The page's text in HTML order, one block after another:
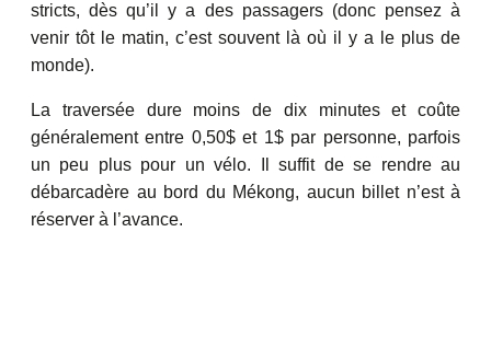
stricts, dès qu’il y a des passagers (donc pensez à
venir tôt le matin, c’est souvent là où il y a le plus de
monde).
La traversée dure moins de dix minutes et coûte
généralement entre 0,50$ et 1$ par personne, parfois
un peu plus pour un vélo. Il suffit de se rendre au
débarcadère au bord du Mékong, aucun billet n’est à
réserver à l’avance.